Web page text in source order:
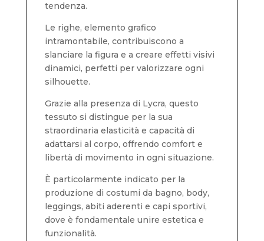
tendenza.
Le righe, elemento grafico
intramontabile, contribuiscono a
slanciare la figura e a creare effetti visivi
dinamici, perfetti per valorizzare ogni
silhouette.
Grazie alla presenza di Lycra, questo
tessuto si distingue per la sua
straordinaria elasticità e capacità di
adattarsi al corpo, offrendo comfort e
libertà di movimento in ogni situazione.
È particolarmente indicato per la
produzione di costumi da bagno, body,
leggings, abiti aderenti e capi sportivi,
dove è fondamentale unire estetica e
funzionalità.